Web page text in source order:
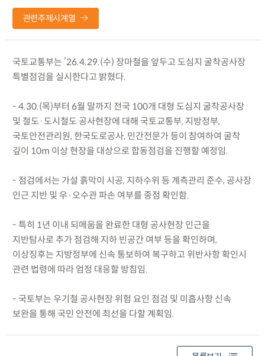
관련주제시계열
국토교통부는 ’26.4.29.(수) 장마철을 앞두고 도심지 굴착공사장
특별점검을 실시한다고 밝혔다.
- 4.30.(목)부터 6월 말까지 전국 100개 대형 도심지 굴착공사장
및 철도·도시철도 공사현장에 대해 국토교통부, 지방정부,
국토안전관리원, 한국도로공사, 민간전문가 등이 참여하여 굴착
깊이 10m 이상 현장을 대상으로 합동점검을 진행할 예정임.
- 점검에서는 가설 흙막이 시공, 지하수위 등 계측관리 준수, 공사장
인근 지반 및 우·오수관 파손 여부를 중점 확인함.
- 특히 1년 이내 되메움을 완료한 대형 공사현장 인근을
지반탐사로 추가 점검해 지하 빈공간 여부 등을 확인하며,
이상징후는 지방정부에 신속 통보하여 복구하고 위반사항 확인시
관련 법령에 따라 엄정 대응할 방침임.
- 국토부는 우기철 공사현장 위험 요인 점검 및 미흡사항 신속
보완을 통해 국민 안전에 최선을 다할 계획임.